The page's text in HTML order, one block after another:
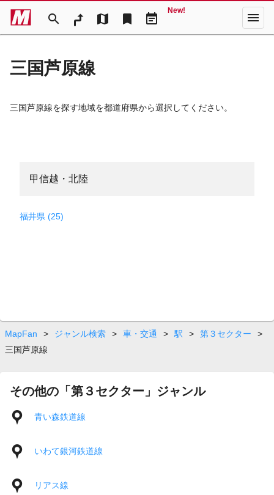
search map bookmark event_note
New! menu
三国芦原線
三国芦原線を探す地域を都道府県から選択してください。
甲信越・北陸
福井県 (25)
MapFan > ジャンル検索 > 車・交通 > 駅 > 第３セクター
>
三国芦原線
その他の「第３セクター」ジャンル
青い森鉄道線
いわて銀河鉄道線
リアス線